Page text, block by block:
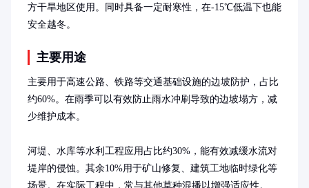
方干旱地区使用。同时具备一定耐寒性，在-15℃低温下也能
安全越冬。
主要用途
主要用于高速公路、铁路等交通基础设施的边坡防护，占比
约60%。在雨季可以有效防止雨水冲刷导致的边坡塌方，减
少维护成本。
河堤、水库等水利工程应用占比约30%，能有效减缓水流对
堤岸的侵蚀。其余10%用于矿山修复、建筑工地临时绿化等
场景。在实际工程中，常与其他草种混播以增强适应性。